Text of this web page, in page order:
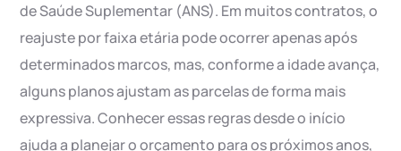
de Saúde Suplementar (ANS). Em muitos contratos, o
reajuste por faixa etária pode ocorrer apenas após
determinados marcos, mas, conforme a idade avança,
alguns planos ajustam as parcelas de forma mais
expressiva. Conhecer essas regras desde o início
ajuda a planejar o orçamento para os próximos anos,